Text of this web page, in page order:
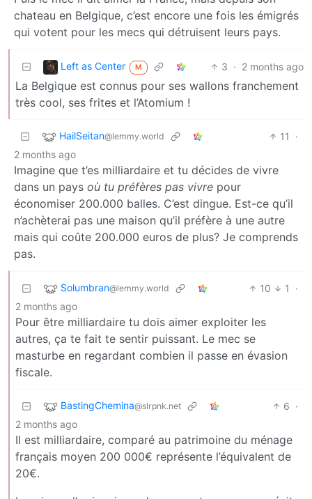
chateau en Belgique, c’est encore une fois les émigrés
qui votent pour les mecs qui détruisent leurs pays.
Left as Center M 3 · 2 months ago
La Belgique est connus pour ses wallons franchement
très cool, ses frites et l’Atomium !
HailSeitan@lemmy.world 11
·
2 months ago
Imagine que t’es milliardaire et tu décides de vivre
dans un pays où tu préfères pas vivre pour
économiser 200.000 balles. C’est dingue. Est-ce qu’il
n’achèterai pas une maison qu’il préfère à une autre
mais qui coûte 200.000 euros de plus? Je comprends
pas.
Solumbran@lemmy.world 10 1
·
2 months ago
Pour être milliardaire tu dois aimer exploiter les
autres, ça te fait te sentir puissant. Le mec se
masturbe en regardant combien il passe en évasion
fiscale.
BastingChemina@slrpnk.net 6 ·
2 months ago
Il est milliardaire, comparé au patrimoine du ménage
français moyen 200 000€ représente l’équivalent de
20€.